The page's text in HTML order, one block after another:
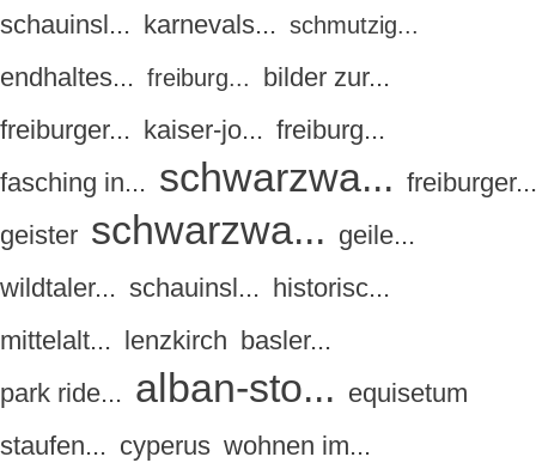
schauinsl... karnevals... schmutzig...
endhaltes... freiburg...
bilder zur...
freiburger... kaiser-jo... freiburg...
fasching in... schwarzwa... freiburger...
geister schwarzwa... geile...
wildtaler... schauinsl... historisc...
mittelalt... lenzkirch basler...
park ride... alban-sto... equisetum
staufen... cyperus wohnen im...